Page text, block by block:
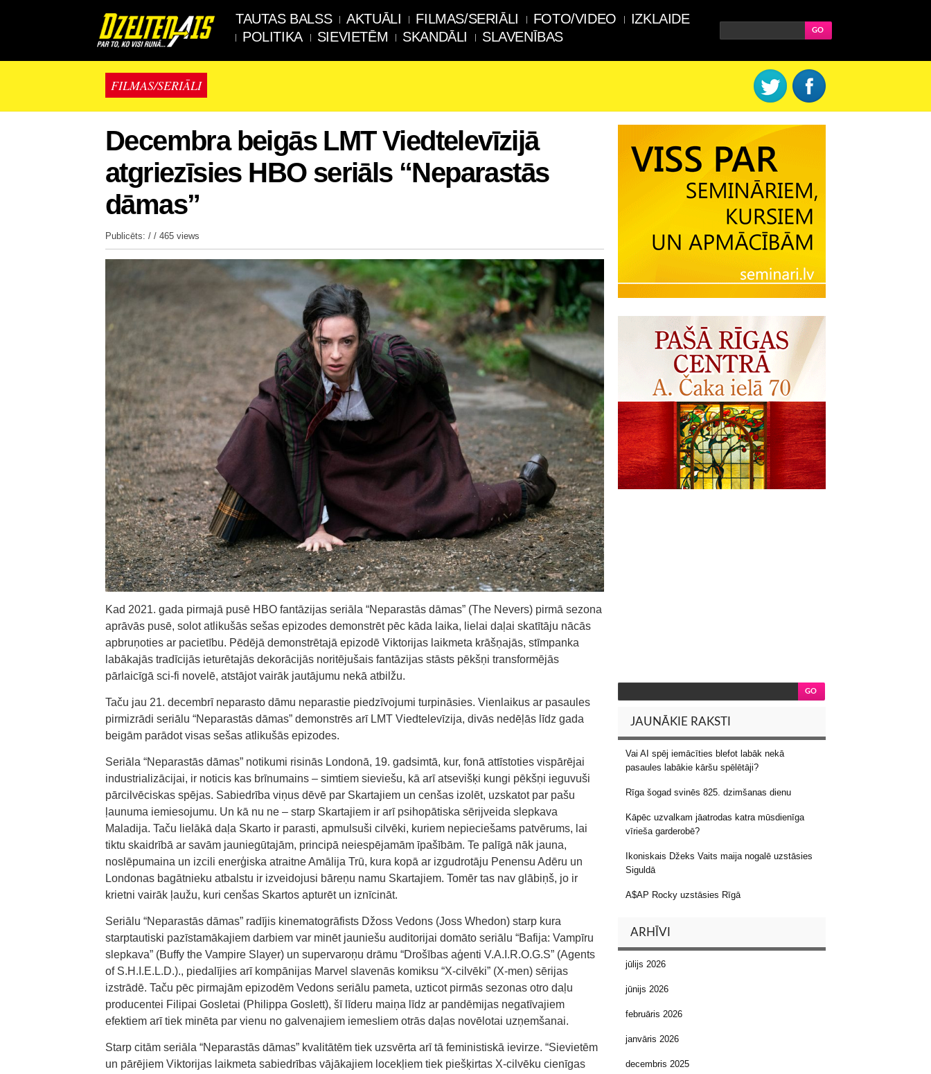
TAUTAS BALSS AKTUĀLI FILMAS/SERIĀLI FOTO/VIDEO
IZKLAIDE
POLITIKA
SIEVIETĒM SKANDĀLI SLAVENĪBAS
FILMAS/SERIĀLI
Decembra beigās LMT Viedtelevīzijā
atgriezīsies HBO seriāls “Neparastās
dāmas”
Publicēts: / / 465 views
Kad 2021. gada pirmajā pusē HBO fantāzijas seriāla “Neparastās dāmas” (The Nevers) pirmā sezona
aprāvās pusē, solot atlikušās sešas epizodes demonstrēt pēc kāda laika, lielai daļai skatītāju nācās
apbruņoties ar pacietību. Pēdējā demonstrētajā epizodē Viktorijas laikmeta krāšņajās, stīmpanka
labākajās tradīcijās ieturētajās dekorācijās noritējušais fantāzijas stāsts pēkšņi transformējās
pārlaicīgā sci-fi novelē, atstājot vairāk jautājumu nekā atbilžu.
Taču jau 21. decembrī neparasto dāmu neparastie piedzīvojumi turpināsies. Vienlaikus ar pasaules
pirmizrādi seriālu “Neparastās dāmas” demonstrēs arī LMT Viedtelevīzija, divās nedēļās līdz gada
beigām parādot visas sešas atlikušās epizodes.
Seriāla “Neparastās dāmas” notikumi risinās Londonā, 19. gadsimtā, kur, fonā attīstoties vispārējai
industrializācijai, ir noticis kas brīnumains – simtiem sieviešu, kā arī atsevišķi kungi pēkšņi ieguvuši
pārcilvēciskas spējas. Sabiedrība viņus dēvē par Skartajiem un cenšas izolēt, uzskatot par pašu
ļaunuma iemiesojumu. Un kā nu ne – starp Skartajiem ir arī psihopātiska sērijveida slepkava
Maladija. Taču lielākā daļa Skarto ir parasti, apmulsuši cilvēki, kuriem nepieciešams patvērums, lai
tiktu skaidrībā ar savām jauniegūtajām, principā neiespējamām īpašībām. Te palīgā nāk jauna,
noslēpumaina un izcili enerģiska atraitne Amālija Trū, kura kopā ar izgudrotāju Penensu Adēru un
Londonas bagātnieku atbalstu ir izveidojusi bāreņu namu Skartajiem. Tomēr tas nav glābiņš, jo ir
krietni vairāk ļaužu, kuri cenšas Skartos apturēt un iznīcināt.
Seriālu “Neparastās dāmas” radījis kinematogrāfists Džoss Vedons (Joss Whedon) starp kura
starptautiski pazīstamākajiem darbiem var minēt jauniešu auditorijai domāto seriālu “Bafija: Vampīru
slepkava” (Buffy the Vampire Slayer) un supervaroņu drāmu “Drošības aģenti V.A.I.R.O.G.S” (Agents
of S.H.I.E.L.D.)., piedalījies arī kompānijas Marvel slavenās komiksu “X-cilvēki” (X-men) sērijas
izstrādē. Taču pēc pirmajām epizodēm Vedons seriālu pameta, uzticot pirmās sezonas otro daļu
producentei Filipai Gosletai (Philippa Goslett), šī līderu maiņa līdz ar pandēmijas negatīvajiem
efektiem arī tiek minēta par vienu no galvenajiem iemesliem otrās daļas novēlotai uzņemšanai.
Starp citām seriāla “Neparastās dāmas” kvalitātēm tiek uzsvērta arī tā feministiskā ievirze. “Sievietēm
un pārējiem Viktorijas laikmeta sabiedrības vājākajiem locekļiem tiek piešķirtas X-cilvēku cienīgas
JAUNĀKIE RAKSTI
Vai AI spēj iemācīties blefot labāk nekā
pasaules labākie kāršu spēlētāji?
Rīga šogad svinēs 825. dzimšanas dienu
Kāpēc uzvalkam jāatrodas katra mūsdienīga
vīrieša garderobē?
Ikoniskais Džeks Vaits maija nogalē uzstāsies
Siguldā
A$AP Rocky uzstāsies Rīgā
ARHĪVI
jūlijs 2026
jūnijs 2026
februāris 2026
janvāris 2026
decembris 2025